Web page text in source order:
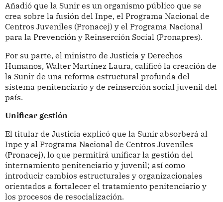
Añadió que la Sunir es un organismo público que se
crea sobre la fusión del Inpe, el Programa Nacional de
Centros Juveniles (Pronacej) y el Programa Nacional
para la Prevención y Reinserción Social (Pronapres).
Por su parte, el ministro de Justicia y Derechos
Humanos, Walter Martínez Laura, calificó la creación de
la Sunir de una reforma estructural profunda del
sistema penitenciario y de reinserción social juvenil del
país.
Unificar gestión
El titular de Justicia explicó que la Sunir absorberá al
Inpe y al Programa Nacional de Centros Juveniles
(Pronacej), lo que permitirá unificar la gestión del
internamiento penitenciario y juvenil; así como
introducir cambios estructurales y organizacionales
orientados a fortalecer el tratamiento penitenciario y
los procesos de resocialización.